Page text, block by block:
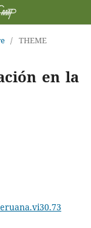
/ THEME
en la